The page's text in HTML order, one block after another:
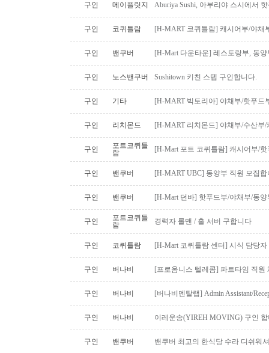
구인 메이플릿지 Aburiya Sushi, 아부리야 스시에서
구인 코퀴틀람 [H-MART 코퀴틀람] 캐시어부/야채
구인 밴쿠버 [H-Mart 다운타운] 레스토랑부, 동
구인 노스밴쿠버 Sushitown 키친 스텝 구인합니다.
구인 기타 [H-MART 빅토리아] 야채부/핫푸드
구인 리치몬드 [H-MART 리치몬드] 야채부/수산부
구인
포트코퀴틀
람
[H-Mart 포트 코퀴틀람] 캐시어부/
구인 밴쿠버 [H-MART UBC] 동양부 직원 모집합
구인 밴쿠버 [H-Mart 던바] 핫푸드부/야채부/동
구인
포트코퀴틀
람
경력자 롤맨 / 홀 서버 구합니다
구인 코퀴틀람 [H-Mart 코퀴틀람 센터] 시식 담당
구인 버나비 [프로옴니스 텔레콤] 파트타임 직원
구인 버나비 [버나비덴탈랩] Admin Assistant/
구인 버나비 이레운송(YIREH MOVING) 구인
구인 밴쿠버 밴쿠버 최고의 한식당 수라 디쉬워